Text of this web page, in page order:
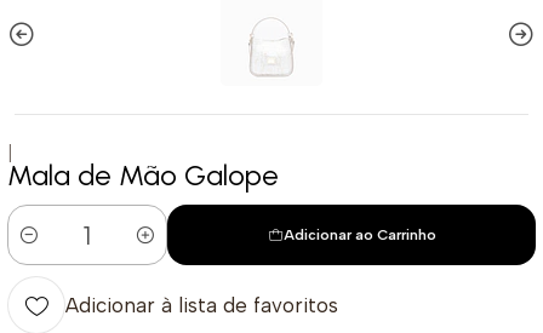
Mala de Mão Galope
Quantidade
Adicionar ao Carrinho
Adicionar à lista de favoritos